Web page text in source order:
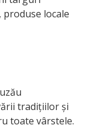
locale
tradițiilor și
toate vârstele.